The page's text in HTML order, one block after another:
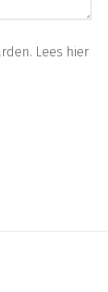
Lees hier